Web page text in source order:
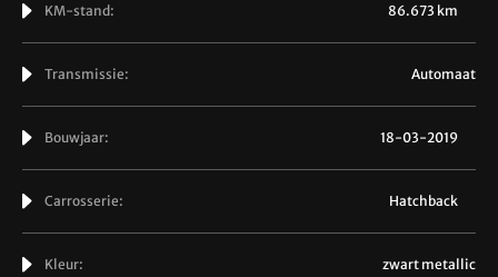
KM-stand: 86.673 km
Transmissie: Automaat
Bouwjaar: 18-03-2019
Carrosserie: Hatchback
Kleur: zwart metallic